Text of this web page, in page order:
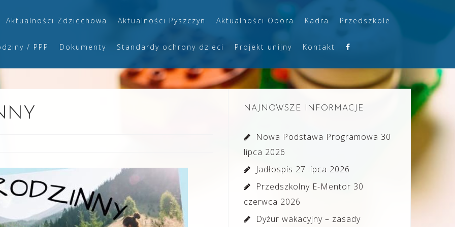
Aktualności Zdziechowa Aktualności Pyszczyn Aktualności Obora Kadra Przedszkole
/ PPP Dokumenty Standardy ochrony dzieci Projekt unijny Kontakt
NAJNOWSZE INFORMACJE
Nowa Podstawa Programowa 30
lipca 2026
Jadłospis 27 lipca 2026
Przedszkolny E-Mentor 30
czerwca 2026
Dyżur wakacyjny – zasady